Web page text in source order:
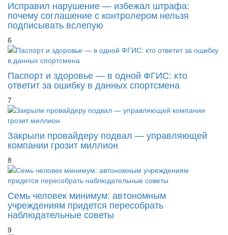
Исправил нарушение — избежал штрафа:
почему соглашение с контролером нельзя
подписывать вслепую
6
Паспорт и здоровье — в одной ФГИС: кто
ответит за ошибку в данных спортсмена
7
Закрыли провайдеру подвал — управляющей
компании грозит миллион
8
Семь человек минимум: автономным
учреждениям придется пересобрать
наблюдательные советы
9